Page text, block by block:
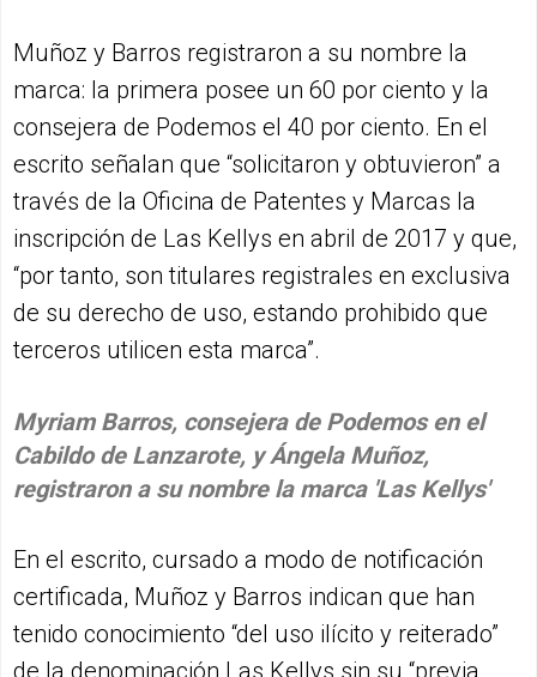
Muñoz y Barros registraron a su nombre la
marca: la primera posee un 60 por ciento y la
consejera de Podemos el 40 por ciento. En el
escrito señalan que “solicitaron y obtuvieron” a
través de la Oficina de Patentes y Marcas la
inscripción de Las Kellys en abril de 2017 y que,
“por tanto, son titulares registrales en exclusiva
de su derecho de uso, estando prohibido que
terceros utilicen esta marca”.
Myriam Barros, consejera de Podemos en el
Cabildo de Lanzarote, y Ángela Muñoz,
registraron a su nombre la marca 'Las Kellys'
En el escrito, cursado a modo de notificación
certificada, Muñoz y Barros indican que han
tenido conocimiento “del uso ilícito y reiterado”
de la denominación Las Kellys sin su “previa